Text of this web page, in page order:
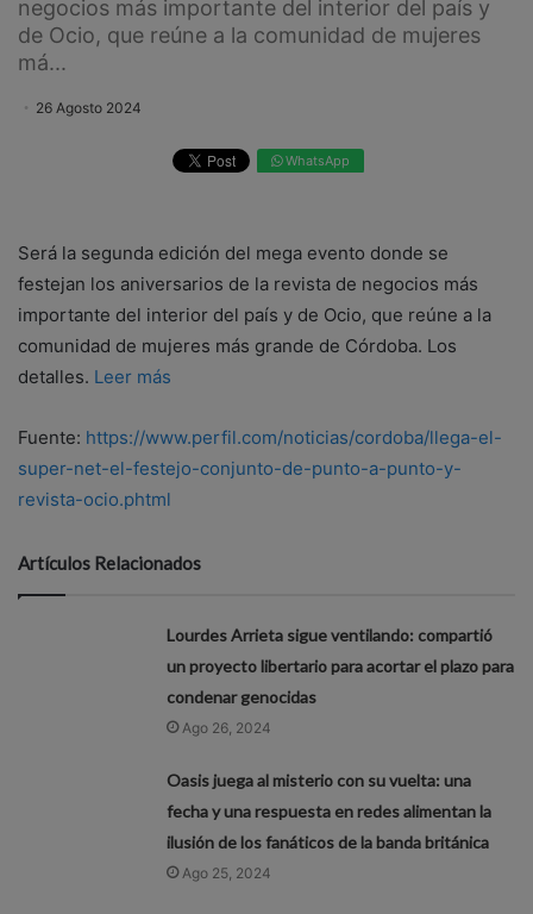
negocios más importante del interior del país y
de Ocio, que reúne a la comunidad de mujeres
má...
26 Agosto 2024
WhatsApp
Será la segunda edición del mega evento donde se
festejan los aniversarios de la revista de negocios más
importante del interior del país y de Ocio, que reúne a la
comunidad de mujeres más grande de Córdoba. Los
detalles. Leer más
Fuente: https://www.perfil.com/noticias/cordoba/llega-el-
super-net-el-festejo-conjunto-de-punto-a-punto-y-
revista-ocio.phtml
Artículos Relacionados
Lourdes Arrieta sigue ventilando: compartió
un proyecto libertario para acortar el plazo para
condenar genocidas
Ago 26, 2024
Oasis juega al misterio con su vuelta: una
fecha y una respuesta en redes alimentan la
ilusión de los fanáticos de la banda británica
Ago 25, 2024